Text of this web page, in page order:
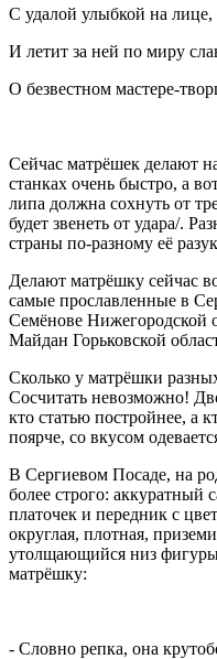
С удалой улыбкой на лице,
И летит за ней по миру
О безвестном мастере-
Сейчас матрёшек делают
станках очень быстро, а
липа должна сохнуть от
будет звенеть от удара/.
страны по-разному её
Делают матрёшку сейчас
самые прославленные в
Семёнове Нижегородской
Майдан Горьковской
Сколько у матрёшки
Сосчитать невозможно!
кто статью постройнее, а
поярче, со вкусом
В Сергиевом Посаде, на
более строго: аккуратный
платочек и передник с
округлая, плотная,
утолщающийся низ
матрёшку:
- Словно репка, она